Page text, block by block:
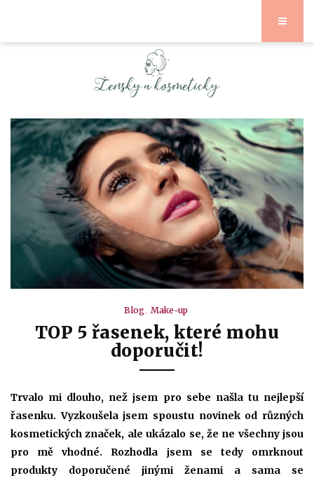
Blog Make-up
TOP 5 řasenek, které mohu
doporučit!
Trvalo mi dlouho, než jsem pro sebe našla tu nejlepší
řasenku. Vyzkoušela jsem spoustu novinek od různých
kosmetických značek, ale ukázalo se, že ne všechny jsou
pro mě vhodné. Rozhodla jsem se tedy omrknout
produkty doporučené jinými ženami a sama se